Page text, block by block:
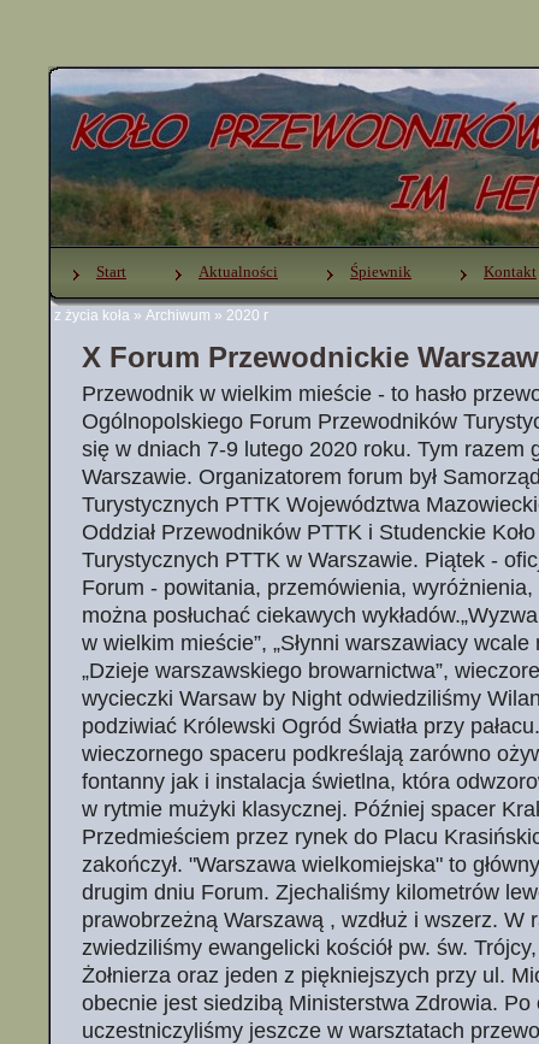
z życia koła » Archiwum » 2020 r
Start Aktualności Śpiewnik Kontakt
X Forum Przewodnickie
Przewodnik w wielkim mieście - to hasło
Ogólnopolskiego Forum Przewodników
się w dniach 7-9 lutego 2020 roku. Tym razem
Warszawie. Organizatorem forum był
Turystycznych PTTK Województwa
Oddział Przewodników PTTK i Studenckie
Turystycznych PTTK w Warszawie. Piątek -
Forum - powitania, przemówienia,
można posłuchać ciekawych
w wielkim mieście”, „Słynni warszawiacy
„Dzieje warszawskiego browarnictwa”,
wycieczki Warsaw by Night odwiedziliśmy
podziwiać Królewski Ogród Światła przy
wieczornego spaceru podkreślają zarówno
fontanny jak i instalacja świetlna, która
w rytmie mużyki klasycznej. Później spacer
Przedmieściem przez rynek do Placu
zakończył. "Warszawa wielkomiejska" to
drugim dniu Forum. Zjechaliśmy kilometrów
prawobrzeżną Warszawą , wzdłuż i wszerz. W
zwiedziliśmy ewangelicki kościół pw. św.
Żołnierza oraz jeden z piękniejszych przy ul.
obecnie jest siedzibą Ministerstwa Zdrowia. Po
uczestniczyliśmy jeszcze w warsztatach